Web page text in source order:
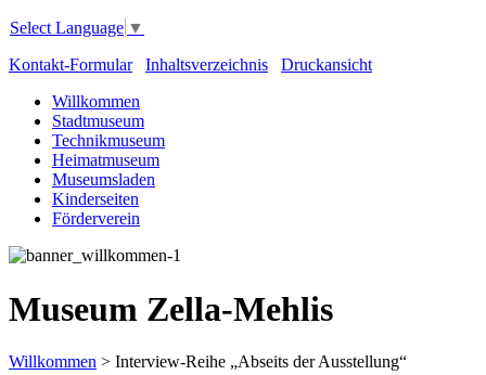
Select Language ▼
Kontakt-Formular
Inhaltsverzeichnis
Druckansicht
Willkommen
Stadtmuseum
Technikmuseum
Heimatmuseum
Museumsladen
Kinderseiten
Förderverein
Museum Zella-Mehlis
Willkommen > Interview-Reihe „Abseits der Ausstellung“